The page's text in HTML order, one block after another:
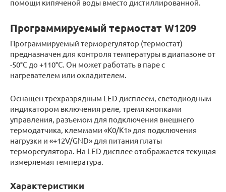
помощи кипяченой воды вместо дистиллированной.
Программируемый термостат W1209
Программируемый терморегулятор (термостат)
предназначен для контроля температуры в диапазоне от
-50°С до +110°С. Он может работать в паре с
нагревателем или охладителем.
Оснащен трехразрядным LED дисплеем, светодиодным
индикатором включения реле, тремя кнопками
управления, разъемом для подключения внешнего
термодатчика, клеммами «К0/К1» для подключения
нагрузки и «+12V/GND» для питания платы
терморегулятора. На LED дисплее отображается текущая
измеряемая температура.
Характеристики